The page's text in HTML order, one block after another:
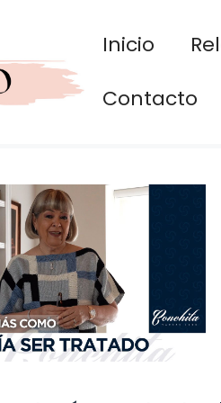
Inicio
Contacto